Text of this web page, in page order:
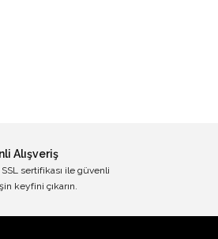
Alışveriş
sertifikası ile güvenli
keyfini çıkarın.